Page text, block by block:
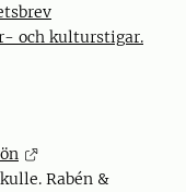
och kulturstigar.
Rabén &